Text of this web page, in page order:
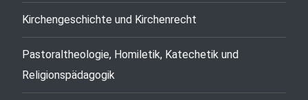
Kirchengeschichte und Kirchenrecht
Pastoraltheologie, Homiletik, Katechetik und
Religionspädagogik